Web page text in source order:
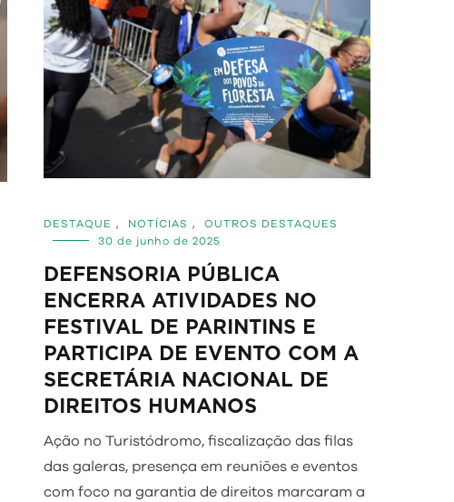
DESTAQUE , NOTÍCIAS ,
OUTROS DESTAQUES
30 de junho de 2025
DEFENSORIA PÚBLICA
ENCERRA ATIVIDADES NO
FESTIVAL DE PARINTINS E
PARTICIPA DE EVENTO COM A
SECRETÁRIA NACIONAL DE
DIREITOS HUMANOS
Ação no Turistódromo, fiscalização das filas
das galeras, presença em reuniões e eventos
com foco na garantia de direitos marcaram a